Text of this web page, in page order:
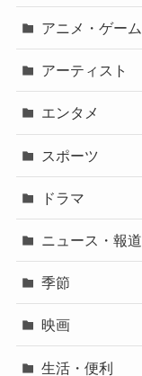
アニメ・ゲーム
アーティスト
エンタメ
スポーツ
ドラマ
ニュース・報道
季節
映画
生活・便利